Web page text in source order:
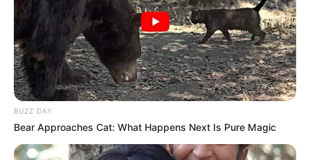
BUZZ DAY
Bear Approaches Cat: What Happens Next Is Pure Magic